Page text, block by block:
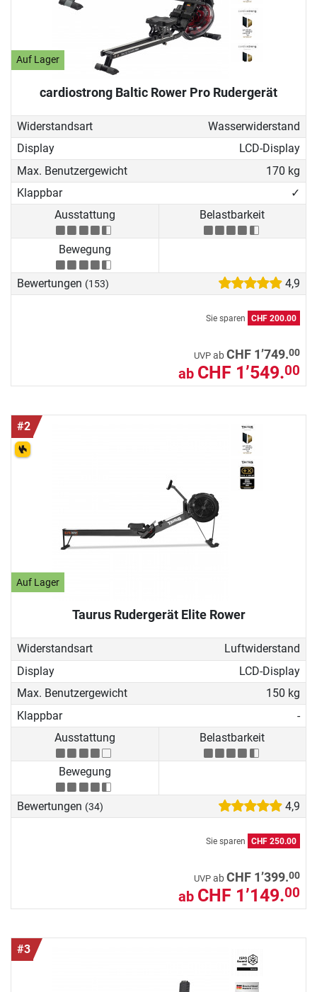
Kreislauf-System nachhaltig. Kurz:
Mit einem hochwertigen Rower aus
unserem Rudergeräte Shop kaufen
Sie ein exzellentes Trainingsgerät für
gesundheitsförderndes
unserer Rudergerät Kaufberatung
den Rower, der am besten zu Ihren
individuellen Voraussetzungen
passt.
Auf Lager
cardiostrong Baltic Rower Pro Rudergerät
Widerstandsart
Wasserwiderstand
Display
LCD-Display
Max. Benutzergewicht
170 kg
Klappbar
✓
Ausstattung
Belastbarkeit
Bewegung
Bewertungen (153) 4,9
Sie sparen CHF 200.00
UVP abCHF 1’749.00
ab CHF 1’549.00
#2
Auf Lager
Taurus Rudergerät Elite Rower
Widerstandsart
Luftwiderstand
Display
LCD-Display
Max. Benutzergewicht
150 kg
Klappbar
-
Ausstattung
Belastbarkeit
Bewegung
Bewertungen (34) 4,9
Sie sparen CHF 250.00
UVP abCHF 1’399.00
ab CHF 1’149.00
#3